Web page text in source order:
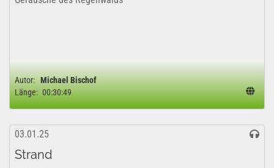
Autor: Michael Bischof
Länge: 00:30:49
03.01.25
Strand